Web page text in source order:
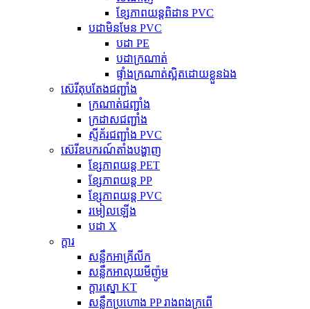
ខ្សែភាពយន្តពិដាន PVC
បដាមិនមែន PVC
បដា PE
បដាក្រណាត់
ផ្ទាំងក្រណាត់ស្អិតដោយខ្លួនឯង
ស៊េរីតុបតែងជញ្ជាំង
ក្រណាត់ជញ្ជាំង
ក្រដាសជញ្ជាំង
ស្ទីគ័រជញ្ជាំង PVC
ស៊េរីឧបករណ៍តាំងបង្ហាញ
ខ្សែភាពយន្ត PET
ខ្សែភាពយន្ត PP
ខ្សែភាពយន្ត PVC
រមៀលឡើង
បដា X
ក្តារ
សន្លឹកអាគ្រីលីក
សន្លឹកអាលុយមីញ៉ូម
ក្តារស្នោ KT
សន្លឹកប្រហោង PP រាងពងក្រពើ